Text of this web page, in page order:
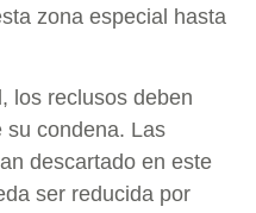
zona especial hasta
los reclusos deben
su condena. Las
descartado en este
ser reducida por